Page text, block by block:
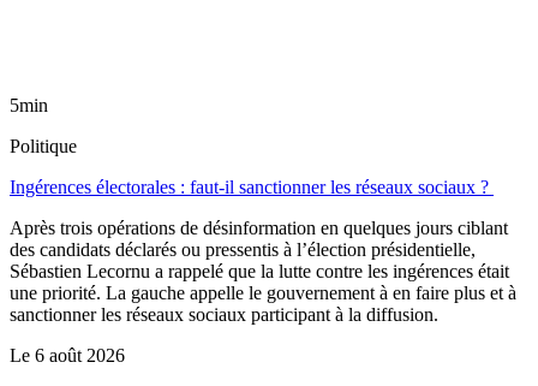
5min
Politique
Ingérences électorales : faut-il sanctionner les réseaux sociaux ?
Après trois opérations de désinformation en quelques jours ciblant
des candidats déclarés ou pressentis à l’élection présidentielle,
Sébastien Lecornu a rappelé que la lutte contre les ingérences était
une priorité. La gauche appelle le gouvernement à en faire plus et à
sanctionner les réseaux sociaux participant à la diffusion.
Le 6 août 2026